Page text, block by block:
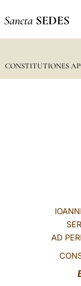
Sancta SEDES
CONSTITUTIONES
AD